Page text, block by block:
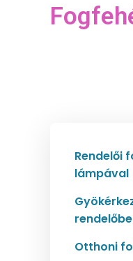
Rendelői
lámpával
Otthoni